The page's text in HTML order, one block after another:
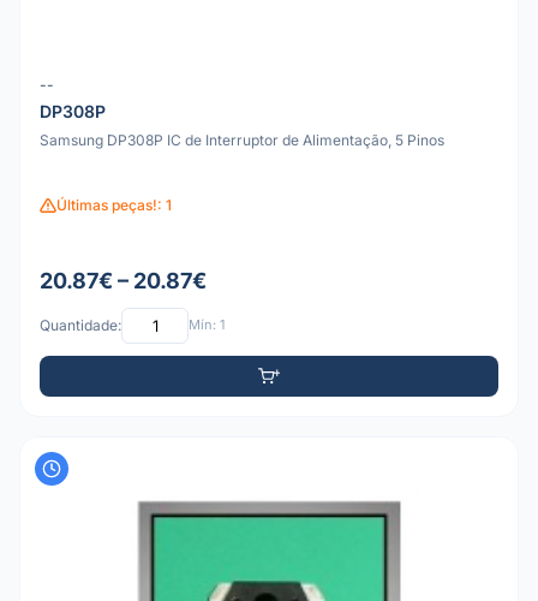
--
DP308P
Samsung DP308P IC de Interruptor de Alimentação, 5 Pinos
Últimas peças!: 1
20.87€ – 20.87€
Quantidade: Mín: 1